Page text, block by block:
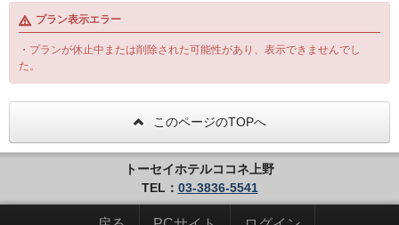
プラン表示エラー
・プランが休止中または削除された可能性があり、表示できませんでし
た。
このページのTOPへ
トーセイホテルココネ上野
TEL： 03-3836-5541